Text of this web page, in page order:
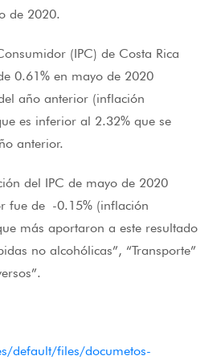
de 2020.
(IPC) de Costa Rica
0.61% en mayo de 2020
año anterior (inflación
es inferior al 2.32% que se
anterior.
del IPC de mayo de 2020
fue de -0.15% (inflación
más aportaron a este resultado
no alcohólicas”, “Transporte”
default/files/documetos-